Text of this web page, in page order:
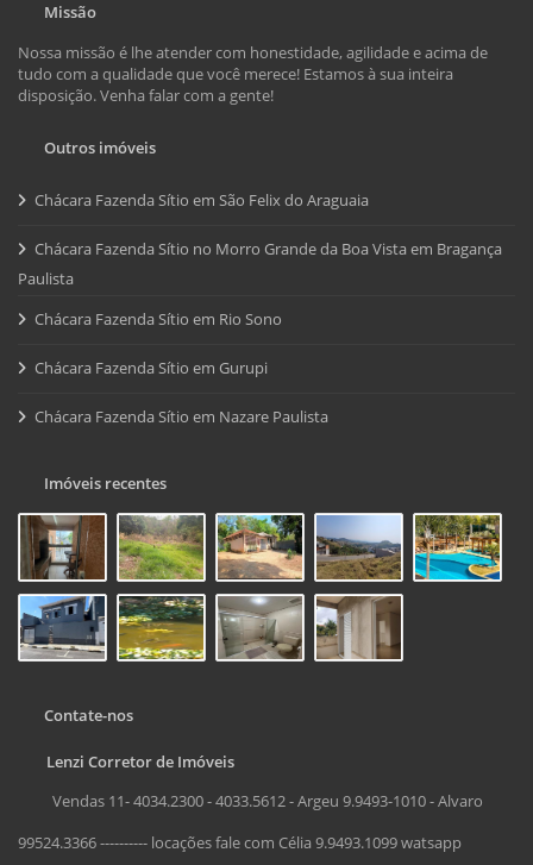
Missão
Nossa missão é lhe atender com honestidade, agilidade e acima de
tudo com a qualidade que você merece! Estamos à sua inteira
disposição. Venha falar com a gente!
Outros imóveis
Chácara Fazenda Sítio em São Felix do Araguaia
Chácara Fazenda Sítio no Morro Grande da Boa Vista em Bragança
Paulista
Chácara Fazenda Sítio em Rio Sono
Chácara Fazenda Sítio em Gurupi
Chácara Fazenda Sítio em Nazare Paulista
Imóveis recentes
Contate-nos
Lenzi Corretor de Imóveis
Vendas 11- 4034.2300 - 4033.5612 - Argeu 9.9493-1010 - Alvaro
99524.3366 ---------- locações fale com Célia 9.9493.1099 watsapp